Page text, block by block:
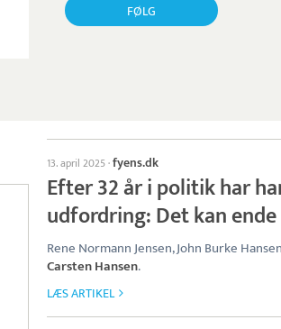
FØLG
13. april 2025·fyens.dk
Efter 32 år i politik har
udfordring: Det kan
Rene Normann Jensen, John Burke
Carsten Hansen.
LÆS ARTIKEL